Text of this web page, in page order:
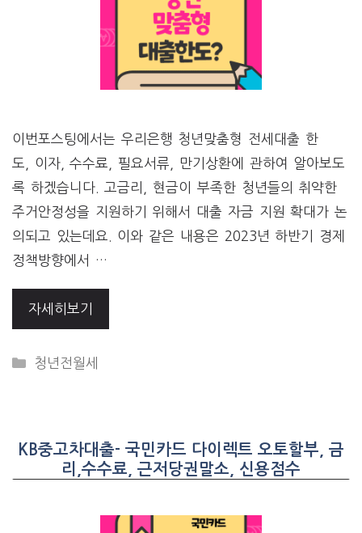
이번포스팅에서는 우리은행 청년맞춤형 전세대출 한
도, 이자, 수수료, 필요서류, 만기상환에 관하여 알아보도
록 하겠습니다. 고금리, 현금이 부족한 청년들의 취약한
주거안정성을 지원하기 위해서 대출 자금 지원 확대가 논
의되고 있는데요. 이와 같은 내용은 2023년 하반기 경제
정책방향에서 …
자세히보기
CATEGORIES
청년전월세
KB중고차대출- 국민카드 다이렉트 오토할부, 금
리,수수료, 근저당권말소, 신용점수